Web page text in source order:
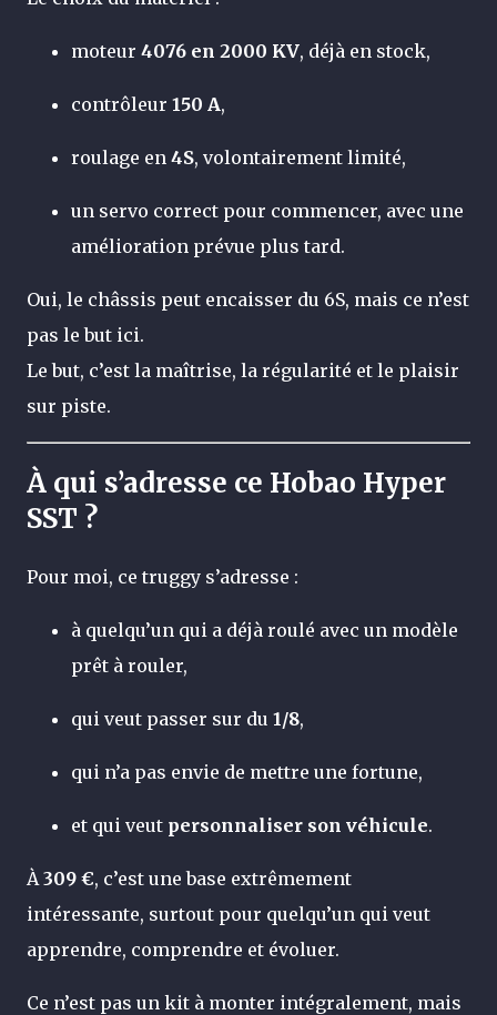
moteur 4076 en 2000 KV, déjà en stock,
contrôleur 150 A,
roulage en 4S, volontairement limité,
un servo correct pour commencer, avec une
amélioration prévue plus tard.
Oui, le châssis peut encaisser du 6S, mais ce n’est
pas le but ici.
Le but, c’est la maîtrise, la régularité et le plaisir
sur piste.
À qui s’adresse ce Hobao Hyper
SST ?
Pour moi, ce truggy s’adresse :
à quelqu’un qui a déjà roulé avec un modèle
prêt à rouler,
qui veut passer sur du 1/8,
qui n’a pas envie de mettre une fortune,
et qui veut personnaliser son véhicule.
À 309 €, c’est une base extrêmement
intéressante, surtout pour quelqu’un qui veut
apprendre, comprendre et évoluer.
Ce n’est pas un kit à monter intégralement, mais